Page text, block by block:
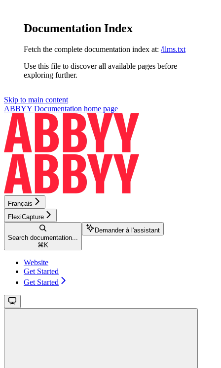
Documentation Index
Fetch the complete documentation index at: /llms.txt
Use this file to discover all available pages before
exploring further.
Skip to main content
ABBYY Documentation home page
Français
FlexiCapture
Search documentation...
⌘ K
Demander à l'assistant
Website
Get Started
Get Started